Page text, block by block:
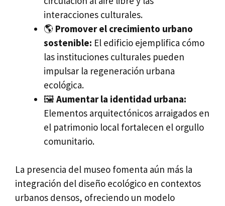
interacciones culturales.
🌎 Promover el crecimiento urbano
sostenible: El edificio ejemplifica cómo
las instituciones culturales pueden
impulsar la regeneración urbana
ecológica.
🖼️ Aumentar la identidad urbana:
Elementos arquitectónicos arraigados en
el patrimonio local fortalecen el orgullo
comunitario.
La presencia del museo fomenta aún más la
integración del diseño ecológico en contextos
urbanos densos, ofreciendo un modelo